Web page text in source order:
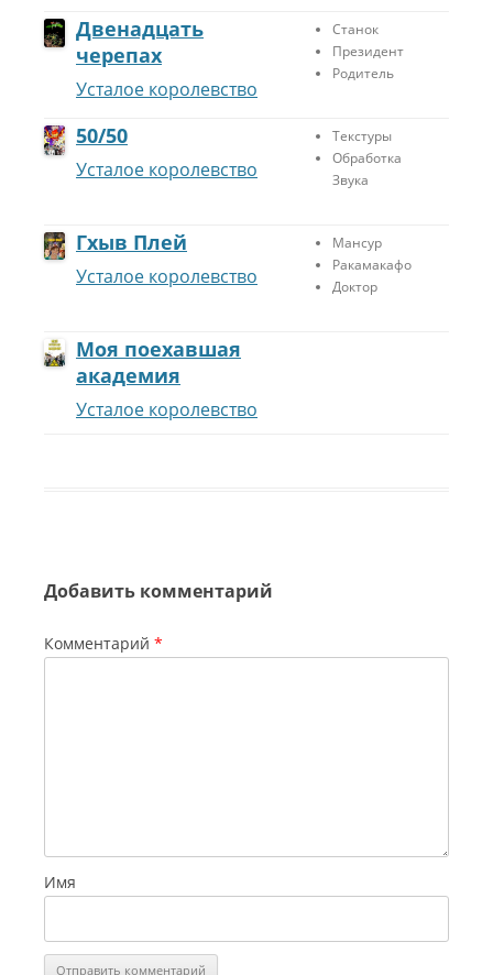
п
о
в
ш
к
а
и
я
Двенадцать
черепах
Усталое королевство
Станок
Президент
Родитель
50/50
Усталое королевство
Текстуры
Обработка
Звука
Гхыв Плей
Усталое королевство
Мансур
Ракамакафо
Доктор
Моя поехавшая
академия
Усталое королевство
Добавить комментарий
Комментарий *
Имя